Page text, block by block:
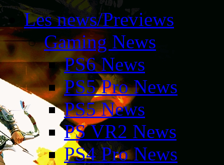
Les news/Previews
Gaming News
PS6 News
PS5 Pro News
PS5 News
PS VR2 News
PS4 Pro News